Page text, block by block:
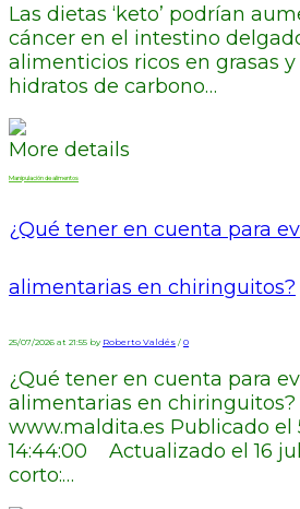
Las dietas ‘keto’ podrían
cáncer en el intestino
alimenticios ricos en grasas
hidratos de carbono…
More details
Manipulación de alimentos
¿Qué tener en cuenta para
alimentarias en chiringuitos?
25/07/2026 at 21:55 by Roberto Valdés / 0
¿Qué tener en cuenta para
alimentarias en chiringuitos?
www.maldita.es Publicado el
14:44:00 Actualizado el 16 jul
corto:…